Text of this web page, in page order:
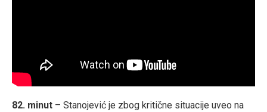
82. minut – Stanojević je zbog kritične situacije uveo na